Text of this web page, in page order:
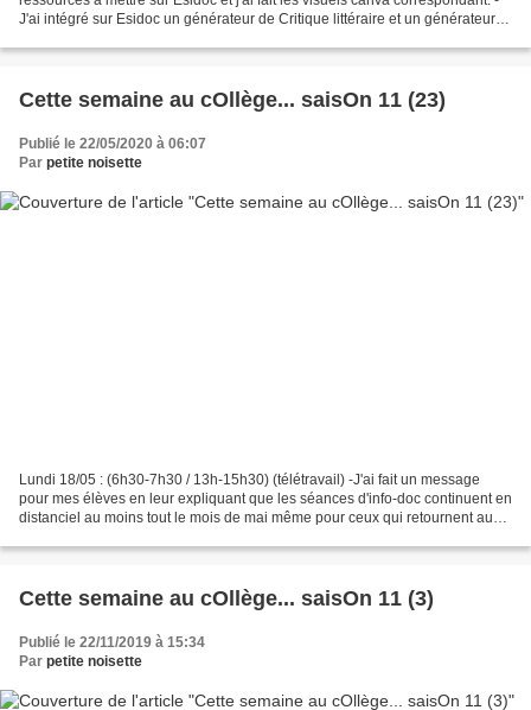
J'ai intégré sur Esidoc un générateur de Critique littéraire et un générateur
Cette semaine au cOllège... saisOn 11 (23)
Publié le 22/05/2020 à 06:07
Par petite noisette
Lundi 18/05 : (6h30-7h30 / 13h-15h30) (télétravail) -J'ai fait un message
pour mes élèves en leur expliquant que les séances d'info-doc continuent en
distanciel au moins tout le mois de mai même pour ceux qui retournent au
Cette semaine au cOllège... saisOn 11 (3)
Publié le 22/11/2019 à 15:34
Par petite noisette